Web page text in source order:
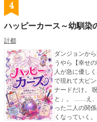
4
ハッピーカース～幼馴染
計都
ダンジョンか
うやら【幸せの呪
人が急に優し
で現れて大ピンチ! 頼れるのは、幼馴染でA級冒険
ナードだけ。
と」。 ……え、それってつまり——？ 呪いを解くために始ま
った二人の関
くなっていく。 ファンタジー×幼馴染×溺愛のじれ甘ボーイズ